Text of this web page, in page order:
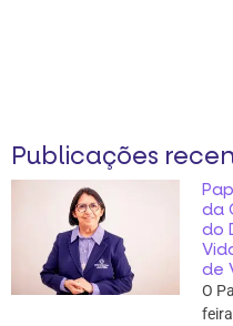
Publicações
da
do
de
O